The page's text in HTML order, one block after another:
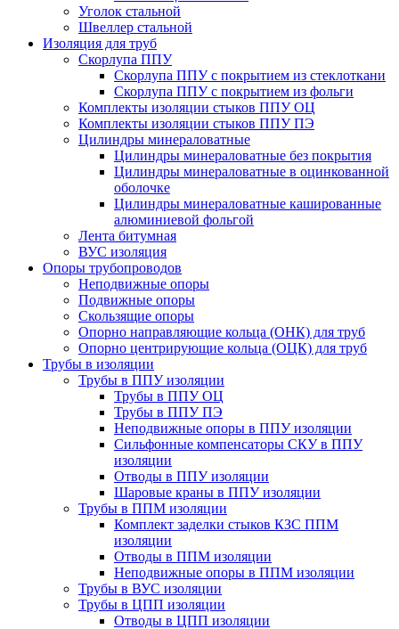
Уголок стальной
Швеллер стальной
Изоляция для труб
Скорлупа ППУ
Скорлупа ППУ с покрытием из стеклоткани
Скорлупа ППУ с покрытием из фольги
Комплекты изоляции стыков ППУ ОЦ
Комплекты изоляции стыков ППУ ПЭ
Цилиндры минераловатные
Цилиндры минераловатные без покрытия
Цилиндры минераловатные в оцинкованной
оболочке
Цилиндры минераловатные кашированные
алюминиевой фольгой
Лента битумная
ВУС изоляция
Опоры трубопроводов
Неподвижные опоры
Подвижные опоры
Скользящие опоры
Опорно направляющие кольца (ОНК) для труб
Опорно центрирующие кольца (ОЦК) для труб
Трубы в изоляции
Трубы в ППУ изоляции
Трубы в ППУ ОЦ
Трубы в ППУ ПЭ
Неподвижные опоры в ППУ изоляции
Сильфонные компенсаторы СКУ в ППУ
изоляции
Отводы в ППУ изоляции
Шаровые краны в ППУ изоляции
Трубы в ППМ изоляции
Комплект заделки стыков КЗС ППМ
изоляции
Отводы в ППМ изоляции
Неподвижные опоры в ППМ изоляции
Трубы в ВУС изоляции
Трубы в ЦПП изоляции
Отводы в ЦПП изоляции